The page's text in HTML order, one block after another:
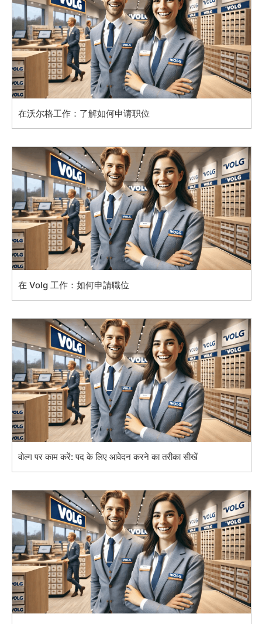
在沃尔格工作：了解如何申请职位
在 Volg 工作：如何申請職位
वोल्ग पर काम करें: पद के लिए आवेदन करने का तरीका सीखें